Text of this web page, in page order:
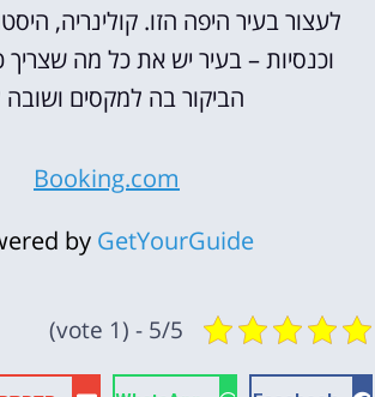
לעצור בעיר היפה הזו. קולינריה,
וכנסיות – בעיר יש את כל מה שצריך
הביקור בה למקסים
Booking.com
by GetYourGuide
5/5 - (1 vote)